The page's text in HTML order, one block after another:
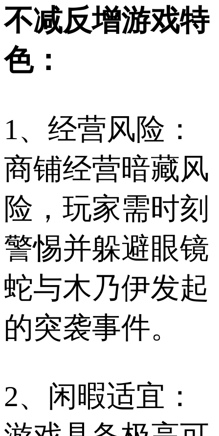
不减反增游戏特
色：
1、经营风险：
商铺经营暗藏风
险，玩家需时刻
警惕并躲避眼镜
蛇与木乃伊发起
的突袭事件。
2、闲暇适宜：